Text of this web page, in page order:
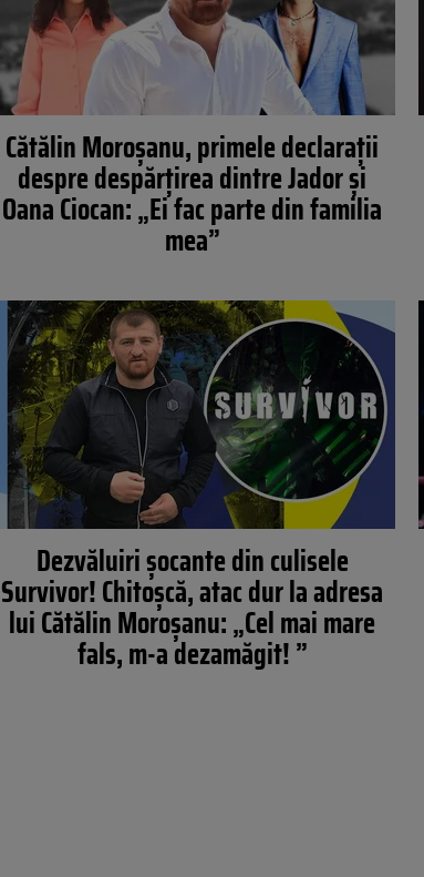
Cătălin Moroșanu, primele declarații
despre despărțirea dintre Jador și
Oana Ciocan: „Ei fac parte din familia
mea”
Dezvăluiri șocante din culisele
Survivor! Chitoșcă, atac dur la adresa
lui Cătălin Moroșanu: „Cel mai mare
fals, m-a dezamăgit! ”